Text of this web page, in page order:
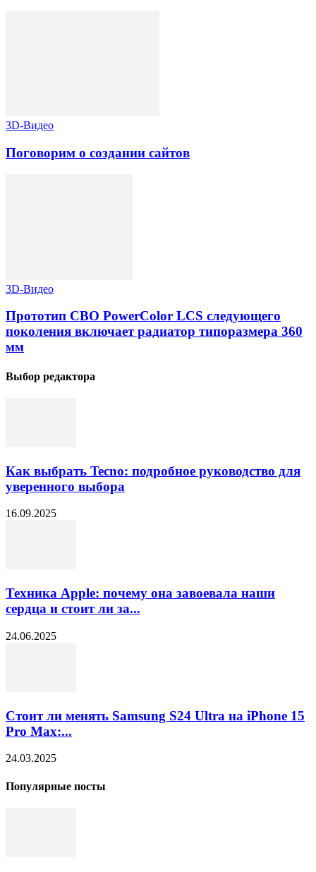
3D-Видео
Поговорим о создании сайтов
3D-Видео
Прототип СВО PowerColor LCS следующего
поколения включает радиатор типоразмера 360
мм
Выбор редактора
Как выбрать Tecno: подробное руководство для
уверенного выбора
16.09.2025
Техника Apple: почему она завоевала наши
сердца и стоит ли за...
24.06.2025
Стоит ли менять Samsung S24 Ultra на iPhone 15
Pro Max:...
24.03.2025
Популярные посты